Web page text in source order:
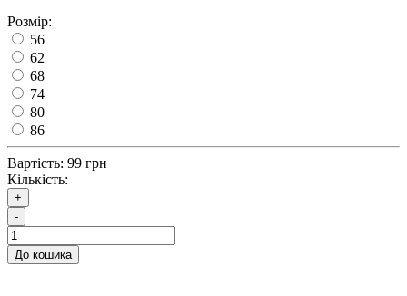
Розмір:
56
62
68
74
80
86
Вартість: 99 грн
Кількість:
+
-
До кошика